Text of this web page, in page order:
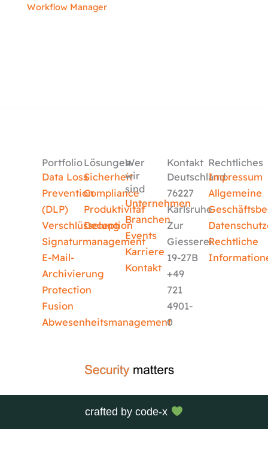
Workflow Manager
Portfolio
Data Loss
Prevention
(DLP)
Verschlüsselung
Signaturmanagement
E-Mail-
Archivierung
Protection
Fusion
Abwesenheitsmanagement
Lösungen
Sicherheit
Compliance
Produktivität
Deception
Wer
wir
sind
Unternehmen
Branchen
Events
Karriere
Kontakt
Kontakt
Deutschland
76227
Karlsruhe
Zur
Giesserei
19-27B
+49
721
4901-
0
Rechtliches
Impressum
Allgemeine
Rechtliche
crafted bycode-x